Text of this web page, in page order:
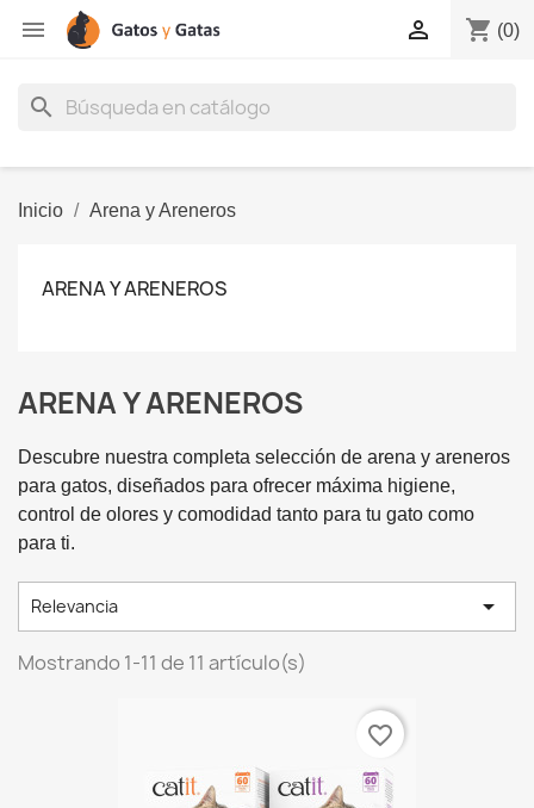
 shopping_cart (0)

search
Inicio Arena y Areneros
ARENA Y ARENEROS
ARENA Y ARENEROS
Descubre nuestra completa selección de arena y areneros
para gatos, diseñados para ofrecer máxima higiene,
control de olores y comodidad tanto para tu gato como
para ti.
Relevancia 
Mostrando 1-11 de 11 artículo(s)
favorite_border